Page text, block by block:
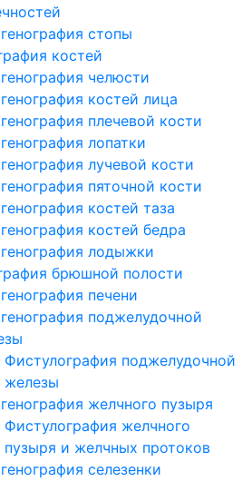
стопы
костей
челюсти
костей лица
плечевой кости
лопатки
лучевой кости
пяточной кости
костей таза
костей бедра
лодыжки
брюшной полости
печени
поджелудочной
Фистулография поджелудочной
железы
желчного пузыря
Фистулография желчного
пузыря и желчных протоков
селезенки